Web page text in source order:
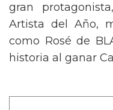
gran
Artista del Año,
como Rosé de
historia al ganar